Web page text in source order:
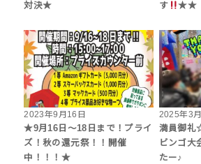
対決★
す
★★
2023年9月16日
★9月16日〜18日まで！プライ
ズ！秋の還元祭！！開催
中！！！★
2025年3
満員御礼
ビンゴ大
たー♪